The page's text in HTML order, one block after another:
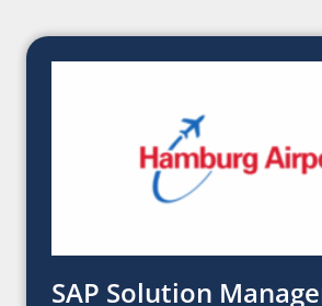
SAP Solution